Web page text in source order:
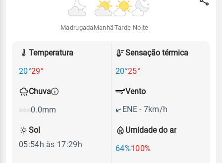
Madrugada Manhã Tarde Noite
Temperatura
20°29°
Sensação térmica
20°25°
Chuva
0.0mm
Umidade do ar
64%100%
Vento
ENE - 7km/h
Sol
05:54h às 17:29h